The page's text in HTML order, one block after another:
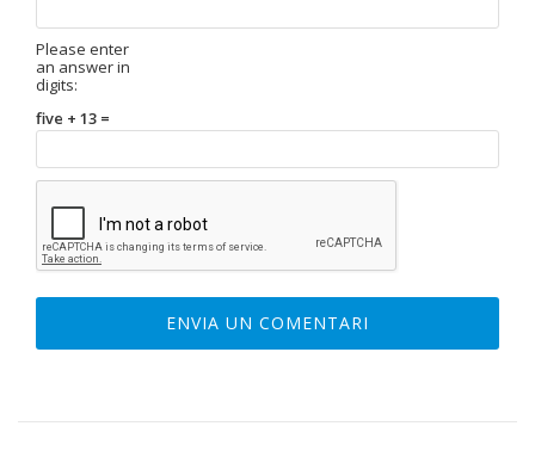
Please enter
an answer in
digits:
five + 13 =